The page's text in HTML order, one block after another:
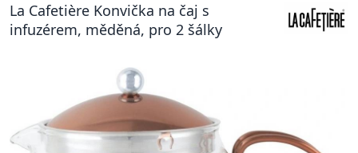
La Cafetière Konvička na čaj s
infuzérem, měděná, pro 2 šálky